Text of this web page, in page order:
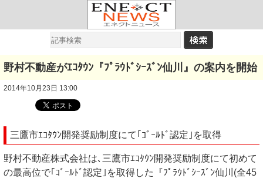
野村不動産がｴｺﾀｳﾝ『ﾌﾟﾗｳﾄﾞｼｰｽﾞﾝ仙川』の案内を開始
2014年10月23日 13:00
三鷹市ｴｺﾀｳﾝ開発奨励制度にて｢ｺﾞｰﾙﾄﾞ認定｣を取得
野村不動産株式会社は､三鷹市ｴｺﾀｳﾝ開発奨励制度にて初めて
の最高位で｢ｺﾞｰﾙﾄﾞ認定｣を取得した『ﾌﾟﾗｳﾄﾞｼｰｽﾞﾝ仙川(全45